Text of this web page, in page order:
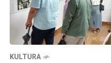
KULTURA